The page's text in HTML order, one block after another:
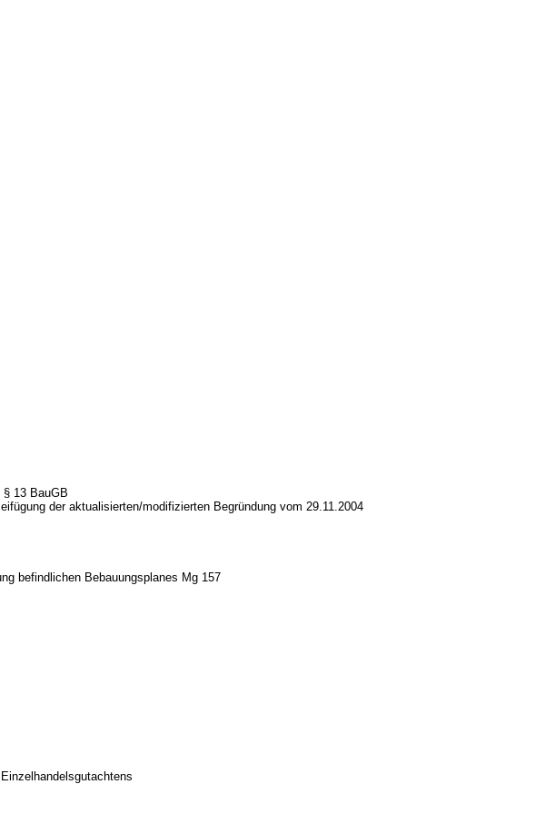
13 BauGB
der aktualisierten/modifizierten Begründung vom 29.11.2004
befindlichen Bebauungsplanes Mg 157